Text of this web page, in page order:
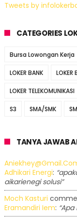
Tweets by
CATEGORIES
Bursa Lowongan Kerja
LOKER BANK LOKER
LOKER TELEKOMUNIKASI
S3 SMA/SMK
TANYA JAWAB
Adhikari Energi:
aikarienegi solusi”
Moch Kasturi
Eramandiri Iem: